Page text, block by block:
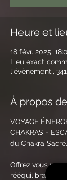
Heure et
18 févr. 2025,
Lieu exact
l'évènement.,
À propos
VOYAGE
CHAKRAS -
du Chakra Sacré.
Offrez vous un
rééquilibrage